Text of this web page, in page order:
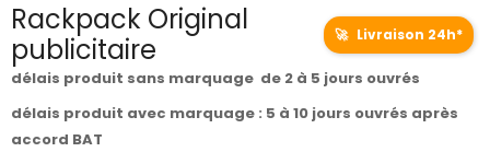
Rackpack Original
publicitaire
🚀 Livraison 24h*
délais produit sans marquage de 2 à 5 jours ouvrés
délais produit avec marquage : 5 à 10 jours ouvrés après
accord BAT